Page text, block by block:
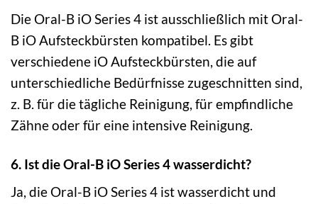
Die Oral-B iO Series 4 ist ausschließlich mit Oral-
B iO Aufsteckbürsten kompatibel. Es gibt
verschiedene iO Aufsteckbürsten, die auf
unterschiedliche Bedürfnisse zugeschnitten sind,
z. B. für die tägliche Reinigung, für empfindliche
Zähne oder für eine intensive Reinigung.
6. Ist die Oral-B iO Series 4 wasserdicht?
Ja, die Oral-B iO Series 4 ist wasserdicht und